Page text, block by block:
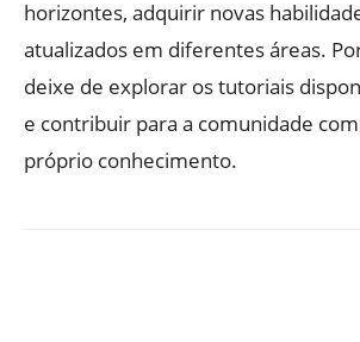
horizontes, adquirir novas
atualizados em diferentes áreas.
deixe de explorar os tutoriais
e contribuir para a comunidade
próprio conhecimento.